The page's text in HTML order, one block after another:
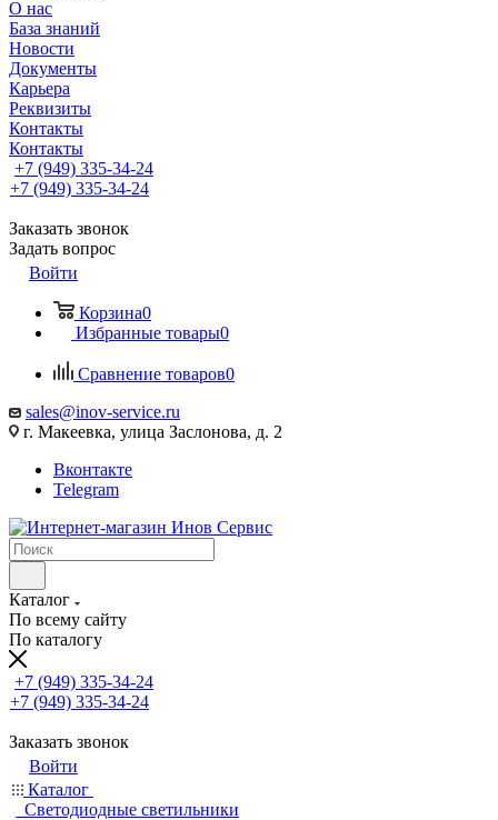
О нас
База знаний
Новости
Документы
Карьера
Реквизиты
Контакты
Контакты
+7 (949) 335-34-24
+7 (949) 335-34-24
Заказать звонок
Задать вопрос
Войти
Корзина0
Избранные товары0
Сравнение товаров0
sales@inov-service.ru
г. Макеевка, улица Заслонова, д. 2
Вконтакте
Telegram
Каталог
По всему сайту
По каталогу
+7 (949) 335-34-24
+7 (949) 335-34-24
Заказать звонок
Войти
Каталог
Светодиодные светильники